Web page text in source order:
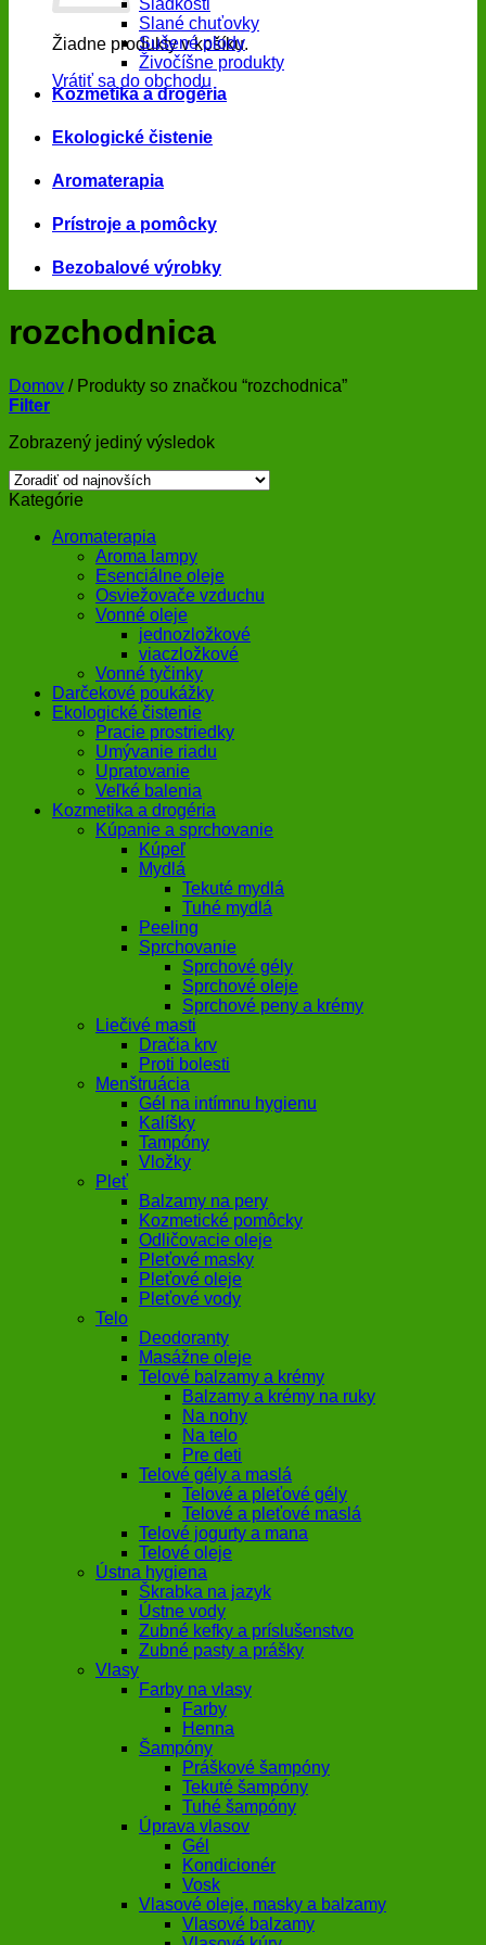
Žiadne produkty v košíku.
Vrátiť sa do obchodu
Sladkosti
Slané chuťovky
Sušené plody
Živočíšne produkty
Kozmetika a drogéria
Ekologické čistenie
Aromaterapia
Prístroje a pomôcky
Bezobalové výrobky
rozchodnica
Domov /Produkty so značkou “rozchodnica”
Filter
Zobrazený jediný výsledok
Kategórie
Aromaterapia
Aroma lampy
Esenciálne oleje
Osviežovače vzduchu
Vonné oleje
jednozložkové
viaczložkové
Vonné tyčinky
Darčekové poukážky
Ekologické čistenie
Pracie prostriedky
Umývanie riadu
Upratovanie
Veľké balenia
Kozmetika a drogéria
Kúpanie a sprchovanie
Kúpeľ
Mydlá
Tekuté mydlá
Tuhé mydlá
Peeling
Sprchovanie
Sprchové gély
Sprchové oleje
Sprchové peny a krémy
Liečivé masti
Dračia krv
Proti bolesti
Menštruácia
Gél na intímnu hygienu
Kalíšky
Tampóny
Vložky
Pleť
Balzamy na pery
Kozmetické pomôcky
Odličovacie oleje
Pleťové masky
Pleťové oleje
Pleťové vody
Telo
Deodoranty
Masážne oleje
Telové balzamy a krémy
Balzamy a krémy na ruky
Na nohy
Na telo
Pre deti
Telové gély a maslá
Telové a pleťové gély
Telové a pleťové maslá
Telové jogurty a mana
Telové oleje
Ústna hygiena
Škrabka na jazyk
Ústne vody
Zubné kefky a príslušenstvo
Zubné pasty a prášky
Vlasy
Farby na vlasy
Farby
Henna
Šampóny
Práškové šampóny
Tekuté šampóny
Tuhé šampóny
Úprava vlasov
Gél
Kondicionér
Vosk
Vlasové oleje, masky a balzamy
Vlasové balzamy